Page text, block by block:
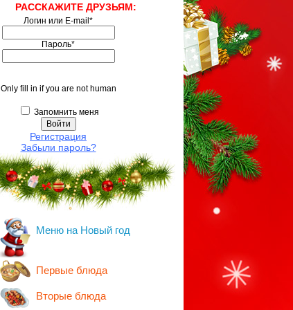
РАССКАЖИТЕ ДРУЗЬЯМ:
Логин или E-mail *
Пароль*
Only fill in if you are not human
Запомнить меня
Регистрация
Забыли пароль?
Меню на Новый год
Первые блюда
Вторые блюда